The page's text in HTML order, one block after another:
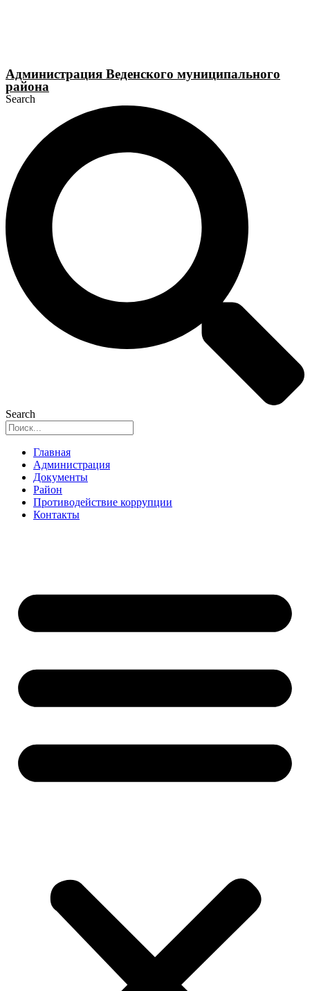
Администрация Веденского муниципального
района
Search
Search
Главная
Администрация
Документы
Район
Противодействие коррупции
Контакты